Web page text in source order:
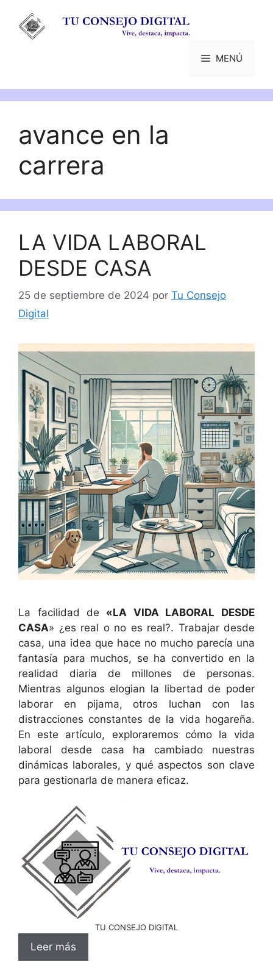
contenido
MENÚ
avance en la
carrera
LA VIDA LABORAL
DESDE CASA
25 de septiembre de 2024 por Tu Consejo
Digital
La facilidad de «LA VIDA LABORAL DESDE
CASA» ¿es real o no es real?. Trabajar desde
casa, una idea que hace no mucho parecía una
fantasía para muchos, se ha convertido en la
realidad diaria de millones de personas.
Mientras algunos elogian la libertad de poder
laborar en pijama, otros luchan con las
distracciones constantes de la vida hogareña.
En este artículo, exploraremos cómo la vida
laboral desde casa ha cambiado nuestras
dinámicas laborales, y qué aspectos son clave
para gestionarla de manera eficaz.
TU CONSEJO DIGITAL
Leer más